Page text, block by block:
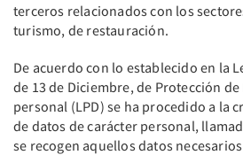
terceros relacionados con los
turismo, de restauración.
De acuerdo con lo establecido en la
de 13 de Diciembre, de Protección
personal (LPD) se ha procedido a la
de datos de carácter personal,
se recogen aquellos datos